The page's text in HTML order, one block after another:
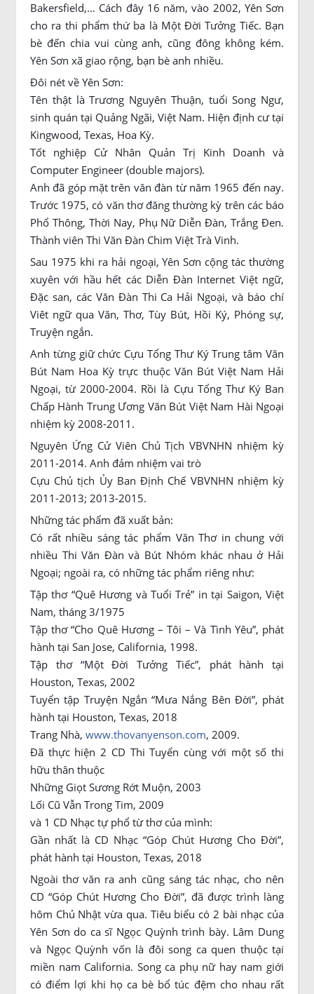
Bakersfield,… Cách đây 16 năm, vào 2002, Yên Sơn
cho ra thi phẩm thứ ba là Một Đời Tưởng Tiếc. Bạn
bè đến chia vui cùng anh, cũng đông không kém.
Yên Sơn xã giao rộng, bạn bè anh nhiều.
Đôi nét về Yên Sơn:
Tên thật là Trương Nguyên Thuận, tuổi Song Ngư,
sinh quán tại Quảng Ngãi, Việt Nam. Hiện định cư tại
Kingwood, Texas, Hoa Kỳ.
Tốt nghiệp Cử Nhân Quản Trị Kinh Doanh và
Computer Engineer (double majors).
Anh đã góp mặt trên văn đàn từ năm 1965 đến nay.
Trước 1975, có văn thơ đăng thường kỳ trên các báo
Phổ Thông, Thời Nay, Phụ Nữ Diễn Đàn, Trắng Đen.
Thành viên Thi Văn Đàn Chim Việt Trà Vinh.
Sau 1975 khi ra hải ngoại, Yên Sơn cộng tác thường
xuyên với hầu hết các Diễn Đàn Internet Việt ngữ,
Đặc san, các Văn Đàn Thi Ca Hải Ngoại, và báo chí
Viêt ngữ qua Văn, Thơ, Tùy Bút, Hồi Ký, Phóng sự,
Truyện ngắn.
Anh từng giữ chức Cựu Tổng Thư Ký Trung tâm Văn
Bút Nam Hoa Kỳ trực thuộc Văn Bút Việt Nam Hải
Ngoại, từ 2000-2004. Rồi là Cựu Tổng Thư Ký Ban
Chấp Hành Trung Ương Văn Bút Việt Nam Hài Ngoại
nhiệm kỳ 2008-2011.
Nguyên Ứng Cử Viên Chủ Tịch VBVNHN nhiệm kỳ
2011-2014. Anh đảm nhiệm vai trò
Cựu Chủ tịch Ủy Ban Định Chế VBVNHN nhiệm kỳ
2011-2013; 2013-2015.
Những tác phẩm đã xuất bản:
Có rất nhiều sáng tác phẩm Văn Thơ in chung với
nhiều Thi Văn Đàn và Bút Nhóm khác nhau ở Hải
Ngoại; ngoài ra, có những tác phẩm riêng như:
Tập thơ “Quê Hương và Tuổi Trẻ” in tại Saigon, Việt
Nam, tháng 3/1975
Tập thơ “Cho Quê Hương – Tôi – Và Tình Yêu”, phát
hành tại San Jose, California, 1998.
Tập thơ “Một Đời Tưởng Tiếc”, phát hành tại
Houston, Texas, 2002
Tuyển tập Truyện Ngắn “Mưa Nắng Bên Đời”, phát
hành tại Houston, Texas, 2018
Trang Nhà, www.thovanyenson.com, 2009.
Đã thực hiện 2 CD Thi Tuyển cùng với một số thi
hữu thân thuộc
Những Giọt Sương Rớt Muộn, 2003
Lối Cũ Vẫn Trong Tim, 2009
và 1 CD Nhạc tự phổ từ thơ của mình:
Gần nhất là CD Nhạc “Góp Chút Hương Cho Đời”,
phát hành tại Houston, Texas, 2018
Ngoài thơ văn ra anh cũng sáng tác nhạc, cho nên
CD “Góp Chút Hương Cho Đời”, đã được trình làng
hôm Chủ Nhật vừa qua. Tiêu biểu có 2 bài nhạc của
Yên Sơn do ca sĩ Ngọc Quỳnh trình bày. Lâm Dung
và Ngọc Quỳnh vốn là đôi song ca quen thuộc tại
miền nam California. Song ca phụ nữ hay nam giới
có điểm lợi khi họ ca bè bổ túc đệm cho nhau rất